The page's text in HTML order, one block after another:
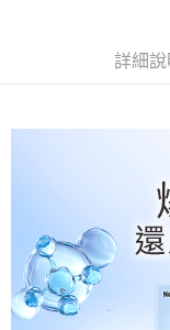
４．使用「AFTEE先享
５．嚴禁一人註冊多個
每筆NT$100，滿詳細說